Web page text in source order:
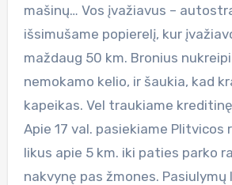
mašinų… Vos įvažiavus –
išsimušame popierelį, kur
maždaug 50 km. Bronius
nemokamo kelio, ir šaukia, kad
kapeikas. Vel traukiame
Apie 17 val. pasiekiame Plitvicos
likus apie 5 km. iki paties parko
nakvynę pas žmones. Pasiulymų